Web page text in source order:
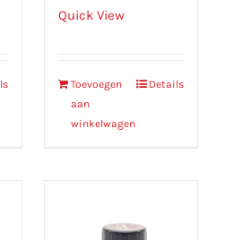
Quick View
Toevoegen
aan
winkelwagen
Details